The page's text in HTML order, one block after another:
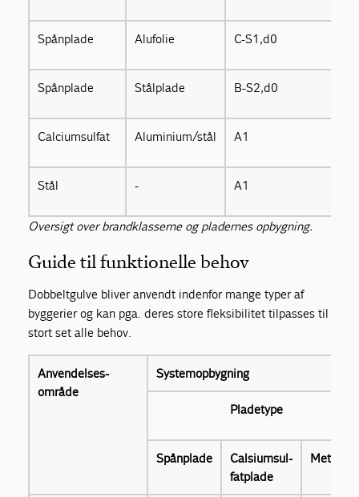
Spånplade Alufolie C-S1,d0
Spånplade Stålplade B-S2,d0
Calciumsulfat Aluminium/stål A1
Stål - A1
Oversigt over brandklasserne og pladernes opbygning.
Guide til funktionelle behov
Dobbeltgulve bliver anvendt indenfor mange typer af
byggerier og kan pga. deres store fleksibilitet tilpasses til
stort set alle behov.
Anvendelses-
område
Systemopbygning
Pladetype
Spånplade
Calsiumsul-
fatplade
Metal